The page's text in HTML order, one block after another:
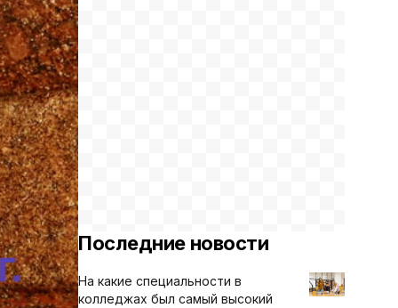
Последние новости
На какие специальности в
колледжах был самый высокий